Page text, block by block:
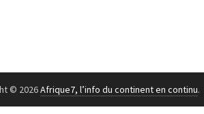
© 2026Afrique7, l’info du continent en continu.